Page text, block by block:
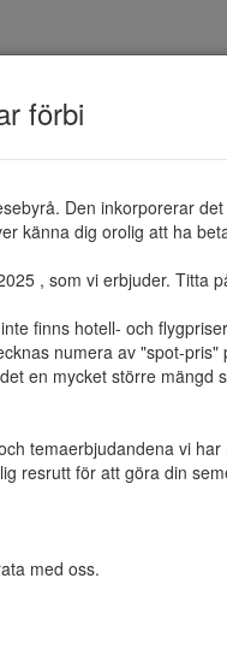
förbi
Den inkorporerar
känna dig orolig att ha
, som vi erbjuder. Titta
finns hotell- och
numera av "spot-
en mycket större
temaerbjudandena vi
resrutt för att göra din
med oss.